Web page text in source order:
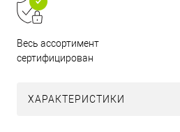
Весь ассортимент
сертифицирован
ХАРАКТЕРИСТИКИ